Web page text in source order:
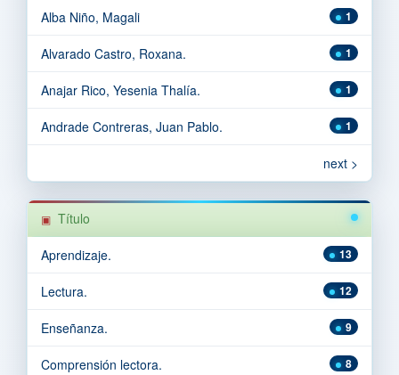
1
Alba Niño, Magali
1
Alvarado Castro, Roxana.
1
Anajar Rico, Yesenia Thalía.
1
Andrade Contreras, Juan Pablo.
next >
Título
13
Aprendizaje.
12
Lectura.
9
Enseñanza.
8
Comprensión lectora.